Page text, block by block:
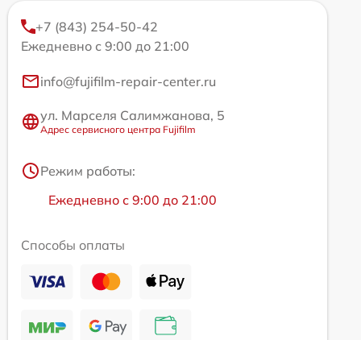
+7 (843) 254-50-42
Ежедневно с 9:00 до 21:00
info@fujifilm-repair-center.ru
ул. Марселя Салимжанова, 5
Адрес сервисного центра Fujifilm
Режим работы:
Ежедневно с 9:00 до 21:00
Способы оплаты